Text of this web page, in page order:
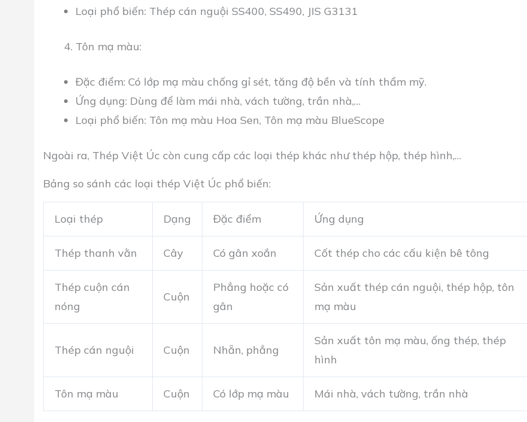
Loại phổ biến: Thép cán nguội SS400, SS490, JIS G3131
Tôn mạ màu:
Đặc điểm: Có lớp mạ màu chống gỉ sét, tăng độ bền và tính thẩm mỹ.
Ứng dụng: Dùng để làm mái nhà, vách tường, trần nhà,…
Loại phổ biến: Tôn mạ màu Hoa Sen, Tôn mạ màu BlueScope
Ngoài ra, Thép Việt Úc còn cung cấp các loại thép khác như thép hộp, thép hình,…
Bảng so sánh các loại thép Việt Úc phổ biến:
Loại thép Dạng Đặc điểm Ứng dụng
Thép thanh vằn Cây Có gân xoắn Cốt thép cho các cấu kiện bê tông
Thép cuộn cán
nóng
Cuộn
Phẳng hoặc có
gân
Sản xuất thép cán nguội, thép hộp, tôn
mạ màu
Thép cán nguội Cuộn Nhẵn, phẳng
Sản xuất tôn mạ màu, ống thép, thép
hình
Tôn mạ màu Cuộn Có lớp mạ màu Mái nhà, vách tường, trần nhà